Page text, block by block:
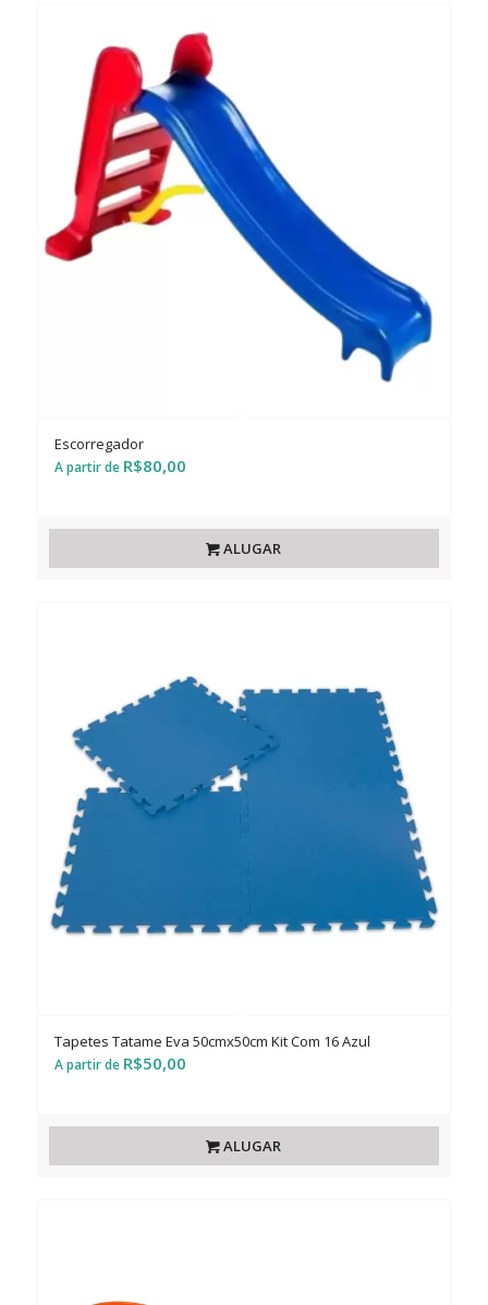
Escorregador
R$80,00
ALUGAR
Tapetes Tatame Eva 50cmx50cm Kit Com 16 Azul
R$50,00
ALUGAR